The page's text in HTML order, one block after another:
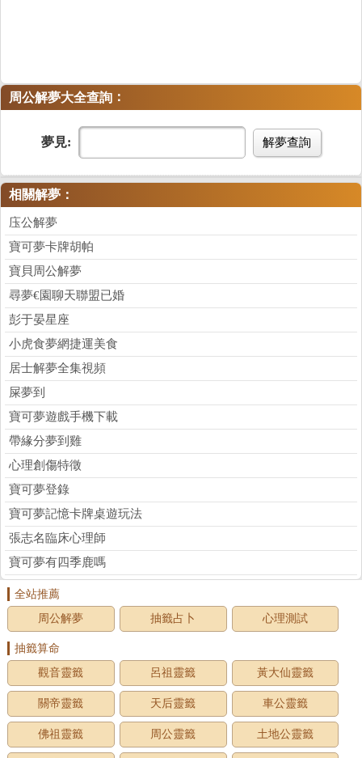
周公解夢大全查詢 ：
夢見: 解夢查詢
相關解夢：
庒公解夢
寶可夢卡牌胡帕
寶貝周公解夢
尋夢€園聊天聯盟已婚
彭于晏星座
小虎食夢網捷運美食
居士解夢全集視頻
屎夢到
寶可夢遊戲手機下載
帶緣分夢到雞
心理創傷特徵
寶可夢登錄
寶可夢記憶卡牌桌遊玩法
張志名臨床心理師
寶可夢有四季鹿嗎
全站推薦
周公解夢
抽籤占卜 心理測試
抽籤算命
觀音靈籤
呂祖靈籤 黃大仙靈籤
關帝靈籤 天后靈籤 車公靈籤
佛祖靈籤 周公靈籤 土地公靈籤